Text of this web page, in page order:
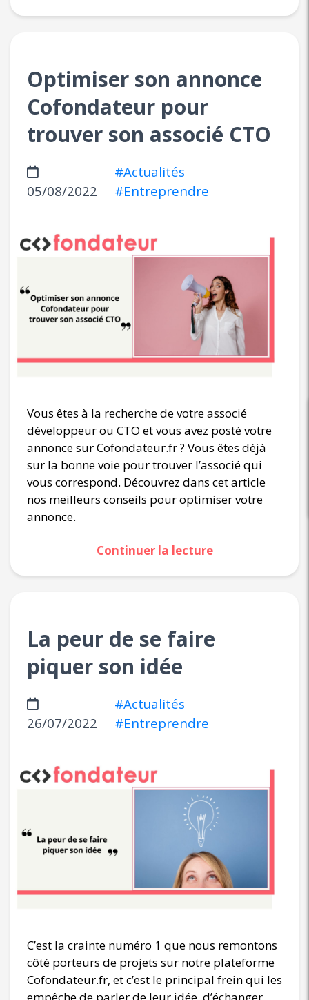
Optimiser son annonce
Cofondateur pour
trouver son associé CTO
05/08/2022
#Actualités
#Entreprendre
Vous êtes à la recherche de votre associé
développeur ou CTO et vous avez posté votre
annonce sur Cofondateur.fr ? Vous êtes déjà
sur la bonne voie pour trouver l’associé qui
vous correspond. Découvrez dans cet article
nos meilleurs conseils pour optimiser votre
annonce.
Continuer la lecture
La peur de se faire
piquer son idée
26/07/2022
#Actualités
#Entreprendre
C’est la crainte numéro 1 que nous remontons
côté porteurs de projets sur notre plateforme
Cofondateur.fr, et c’est le principal frein qui les